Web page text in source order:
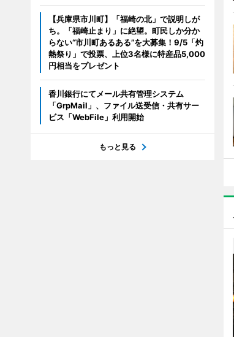
【兵庫県市川町】「福崎の北」で説明しが
ち。「福崎止まり」に絶望。町民しか分か
らない“市川町あるある”を大募集！9/5「灼
熱祭り」で投票、上位3名様に特産品5,000
円相当をプレゼント
香川銀行にてメール共有管理システム
「GrpMail」、ファイル送受信・共有サー
ビス「WebFile」利用開始
もっと見る